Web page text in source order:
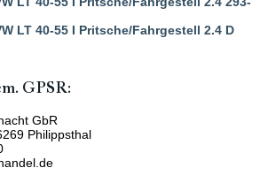
LT 40-55 I Pritsche/Fahrgestell 2.4 D
GPSR:
GbR
Philippsthal